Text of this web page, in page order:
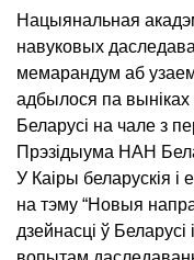
Нацыянальная
навуковых
мемарандум аб
адбылося па выніках
Беларусі на чале з
Прэзідыума НАН
У Каіры беларускія і
на тэму “Новыя
дзейнасці ў Беларусі